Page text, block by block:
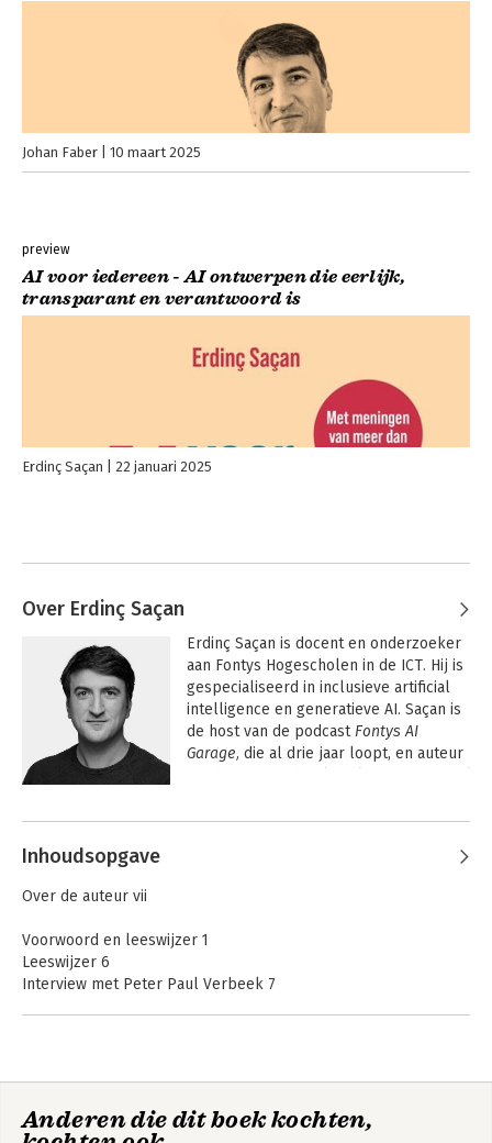
Johan Faber 10 maart 2025
preview
AI voor iedereen - AI ontwerpen die eerlijk,
transparant en verantwoord is
Erdinç Saçan 22 januari 2025
Over Erdinç Saçan
Erdinç Saçan is docent en onderzoeker
aan Fontys Hogescholen in de ICT. Hij is
gespecialiseerd in inclusieve artificial
intelligence en generatieve AI. Saçan is
de host van de podcast Fontys AI
Garage, die al drie jaar loopt, en auteur
Leven en Leren met AI. Daarnaast deelt
ontwikkelingen en onderwijs met meer
artikelen over deze onderwerpen.
Andere boeken door Erdinç Saçan
AI
Inhoudsopgave
Over de auteur vii
Voorwoord en leeswijzer 1
Leeswijzer 6
Interview met Peter Paul Verbeek 7
De macht van techbedrijven 22
Technologie, vertrouwen en inspirerende initiatieven 23
Anderen die dit boek kochten,